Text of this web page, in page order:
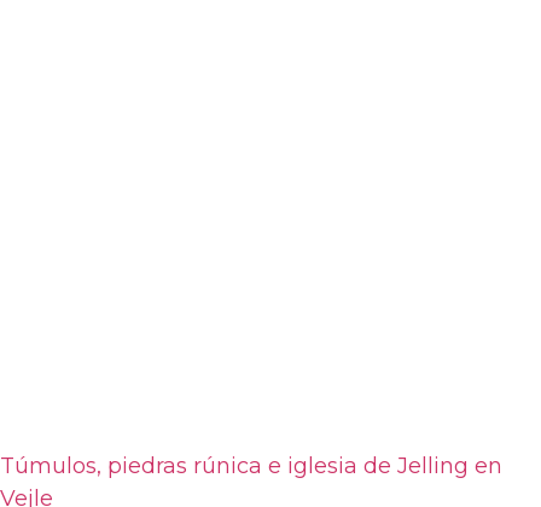
Túmulos, piedras rúnica e iglesia de Jelling en
Vejle